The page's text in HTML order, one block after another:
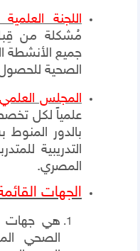
اللجنة
مُشكلة من
جميع الأنشطة
الصحية
المجلس
علمياً لكل
بالدور المنوط
التدريبية
المصري.
الجهات
هي جهات
الصحي